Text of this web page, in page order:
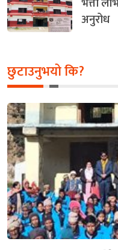
अनुरोध
छुटाउनुभयो कि?